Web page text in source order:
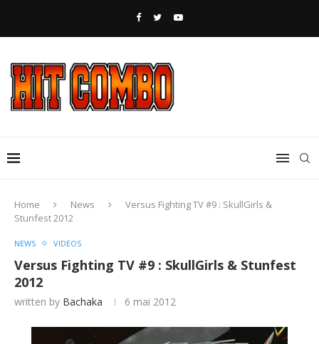
Home News
Versus Fighting TV #9 : SkullGirls &
Stunfest 2012
NEWS VIDEOS
Versus Fighting TV #9 : SkullGirls & Stunfest
2012
written by Bachaka 6 mai 2012